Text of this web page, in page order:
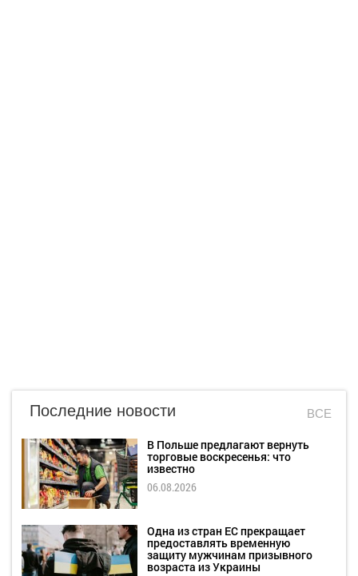
Последние новости ВСЕ
В Польше предлагают вернуть
торговые воскресенья: что
известно
06.08.2026
Одна из стран ЕС прекращает
предоставлять временную
защиту мужчинам призывного
возраста из Украины